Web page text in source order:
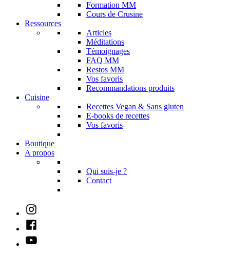
Formation MM
Cours de Crusine
Ressources
Articles
Méditations
Témoignages
FAQ MM
Restos MM
Vos favoris
Recommandations produits
Cuisine
Recettes Vegan & Sans gluten
E-books de recettes
Vos favoris
Boutique
A propos
Qui suis-je ?
Contact
Instagram
Facebook
Youtube